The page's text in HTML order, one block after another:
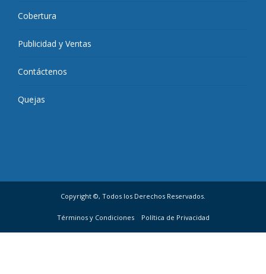
Cobertura
Publicidad y Ventas
Contáctenos
Quejas
Copyright ©, Todos los Derechos Reservados.
Términos y Condiciones Política de Privacidad